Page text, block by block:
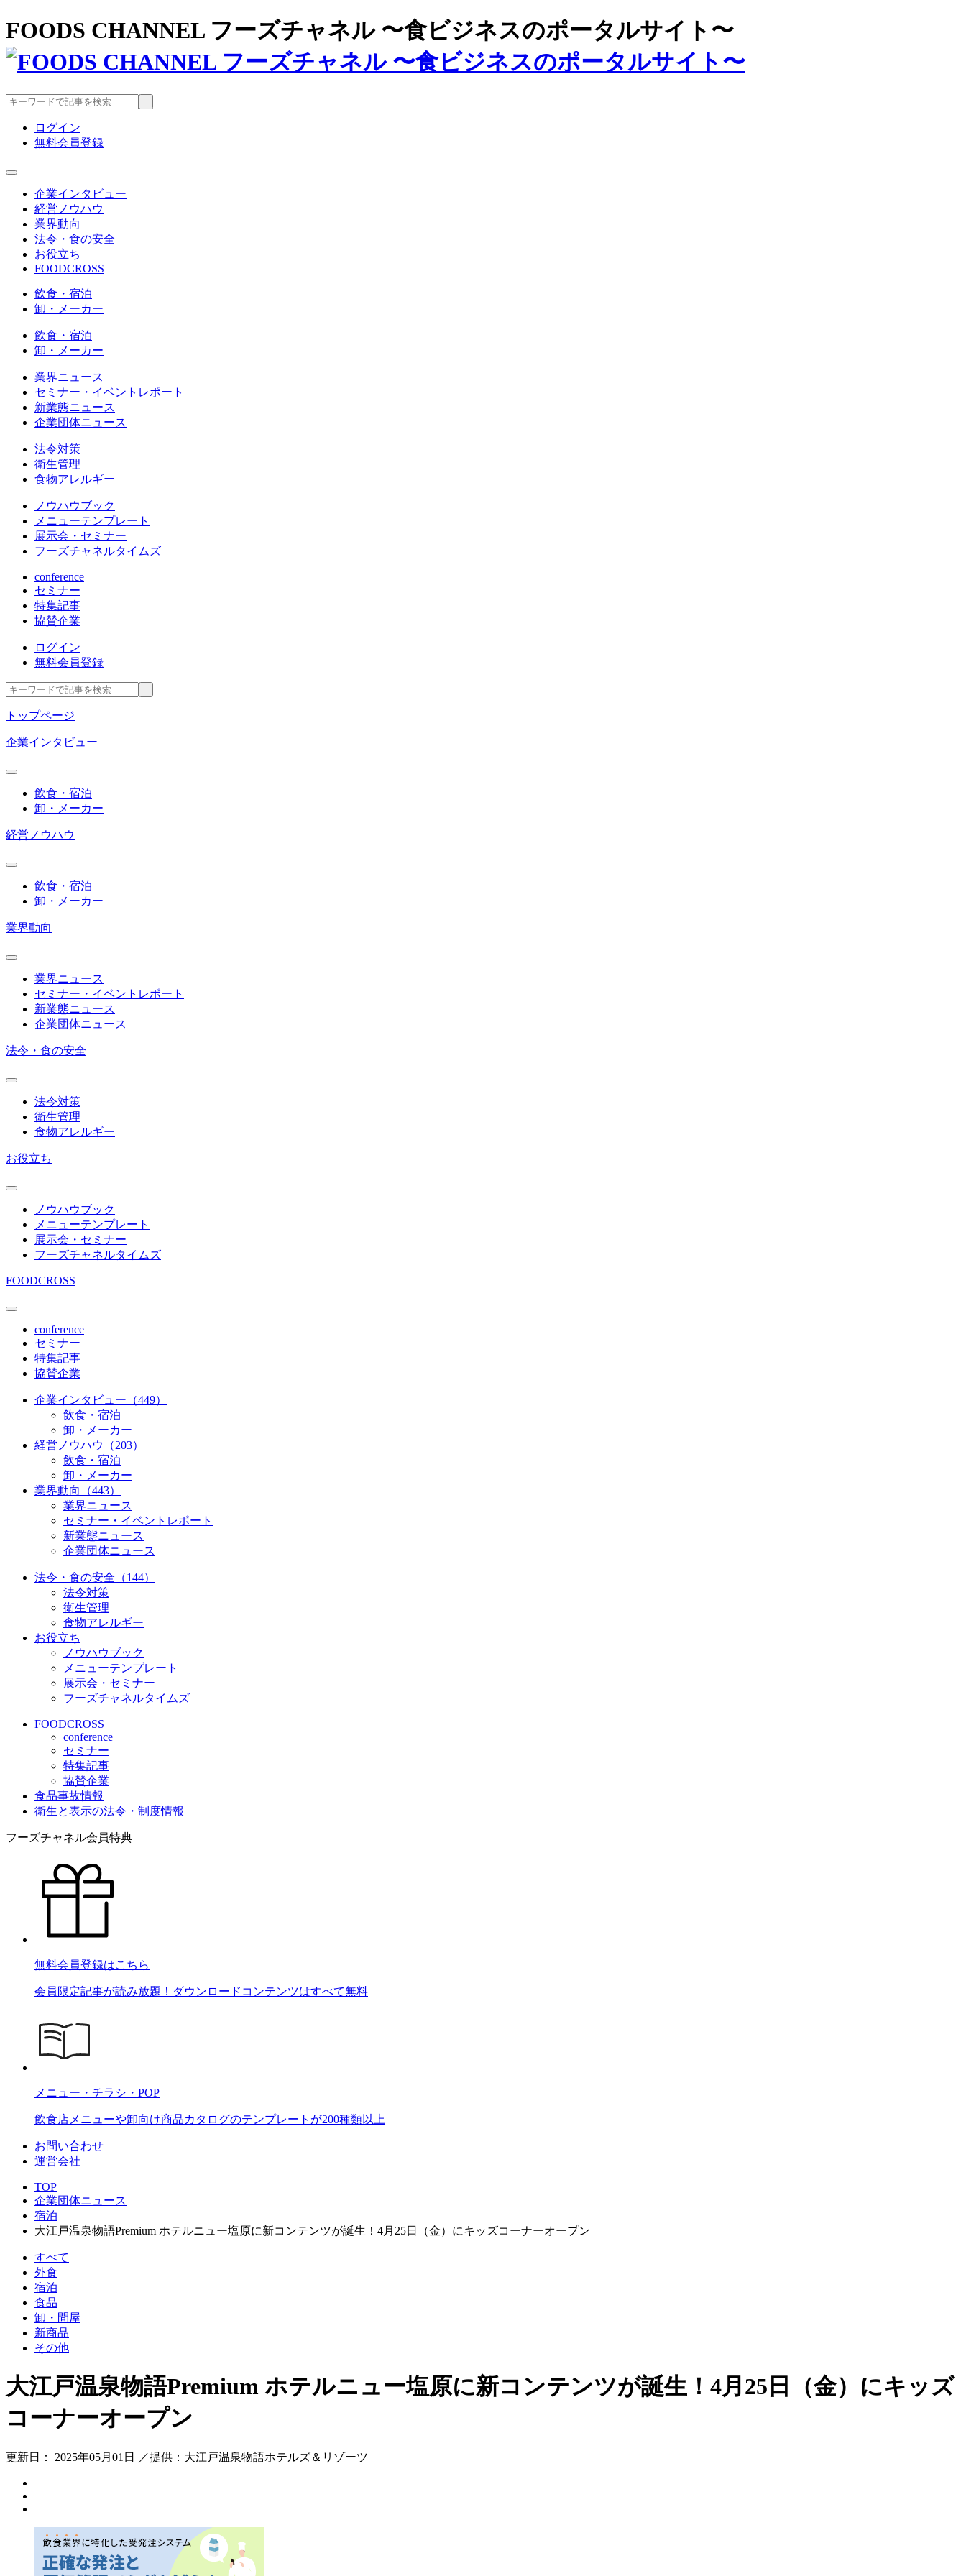
FOODS CHANNEL フーズチャネル 〜食ビジネスのポータルサイト〜
ログイン
無料会員登録
企業インタビュー
経営ノウハウ
業界動向
法令・食の安全
お役立ち
FOODCROSS
飲食・宿泊
卸・メーカー
飲食・宿泊
卸・メーカー
業界ニュース
セミナー・イベントレポート
新業態ニュース
企業団体ニュース
法令対策
衛生管理
食物アレルギー
ノウハウブック
メニューテンプレート
展示会・セミナー
フーズチャネルタイムズ
conference
セミナー
特集記事
協賛企業
ログイン
無料会員登録
トップページ
企業インタビュー
飲食・宿泊
卸・メーカー
経営ノウハウ
飲食・宿泊
卸・メーカー
業界動向
業界ニュース
セミナー・イベントレポート
新業態ニュース
企業団体ニュース
法令・食の安全
法令対策
衛生管理
食物アレルギー
お役立ち
ノウハウブック
メニューテンプレート
展示会・セミナー
フーズチャネルタイムズ
FOODCROSS
conference
セミナー
特集記事
協賛企業
企業インタビュー（449）
飲食・宿泊
卸・メーカー
経営ノウハウ（203）
飲食・宿泊
卸・メーカー
業界動向（443）
業界ニュース
セミナー・イベントレポート
新業態ニュース
企業団体ニュース
法令・食の安全（144）
法令対策
衛生管理
食物アレルギー
お役立ち
ノウハウブック
メニューテンプレート
展示会・セミナー
フーズチャネルタイムズ
FOODCROSS
conference
セミナー
特集記事
協賛企業
食品事故情報
衛生と表示の法令・制度情報
フーズチャネル会員特典
無料会員登録はこちら
会員限定記事が読み放題！ダウンロードコンテンツはすべて無料
メニュー・チラシ・POP
飲食店メニューや卸向け商品カタログのテンプレートが200種類以上
お問い合わせ
運営会社
TOP
企業団体ニュース
宿泊
大江戸温泉物語Premium ホテルニュー塩原に新コンテンツが誕生！4月25日（金）にキッズコーナーオープン
すべて
外食
宿泊
食品
卸・問屋
新商品
その他
大江戸温泉物語Premium ホテルニュー塩原に新コンテンツが誕生！4月25日（金）にキッズ
コーナーオープン
更新日： 2025年05月01日 ／提供：大江戸温泉物語ホテルズ＆リゾーツ